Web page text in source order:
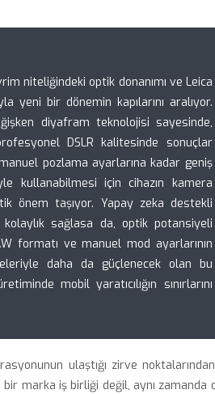
niteliğindeki optik donanımı ve Leica
yeni bir dönemin kapılarını aralıyor.
diyafram teknolojisi sayesinde,
DSLR kalitesinde sonuçlar
pozlama ayarlarına kadar geniş
kullanabilmesi için cihazın kamera
önem taşıyor. Yapay zeka destekli
sağlasa da, optik potansiyeli
formatı ve manuel mod ayarlarının
daha da güçlenecek olan bu
mobil yaratıcılığın sınırlarını
ulaştığı zirve
bir marka iş birliği değil, aynı zamanda